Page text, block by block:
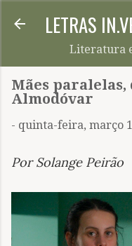
Pular
LETRAS
Literatura
Mães paralelas,
Almodóvar
- quinta-feira, março
Por Solange Peirão